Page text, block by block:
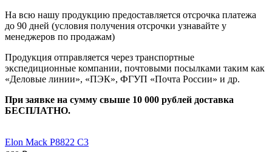
На всю нашу продукцию предоставляется отсрочка платежа
до 90 дней (условия получения отсрочки узнавайте у
менеджеров по продажам)
Продукция отправляется через транспортные
экспедиционные компании, почтовыми посылками таким как
«Деловые линии», «ПЭК», ФГУП «Почта России» и др.
При заявке на сумму свыше 10 000 рублей доставка
БЕСПЛАТНО.
Elon Mack P8822 C3